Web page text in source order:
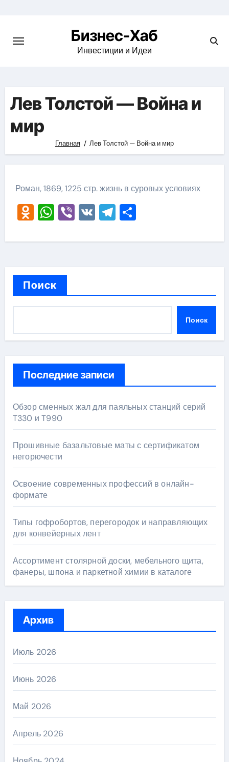
content
Бизнес-Хаб
Инвестиции и Идеи
Лев Толстой — Война и
мир
Главная Лев Толстой — Война и мир
Роман, 1869, 1225 стр. жизнь в суровых условиях
Odnoklassniki
WhatsApp
Viber
VKTelegram
Отправить
Поиск
Поиск
Последние записи
Обзор сменных жал для паяльных станций серий
T330 и T990
Прошивные базальтовые маты с сертификатом
негорючести
Освоение современных профессий в онлайн-
формате
Типы гофробортов, перегородок и направляющих
для конвейерных лент
Ассортимент столярной доски, мебельного щита,
фанеры, шпона и паркетной химии в каталоге
Архив
Июль 2026
Июнь 2026
Май 2026
Апрель 2026